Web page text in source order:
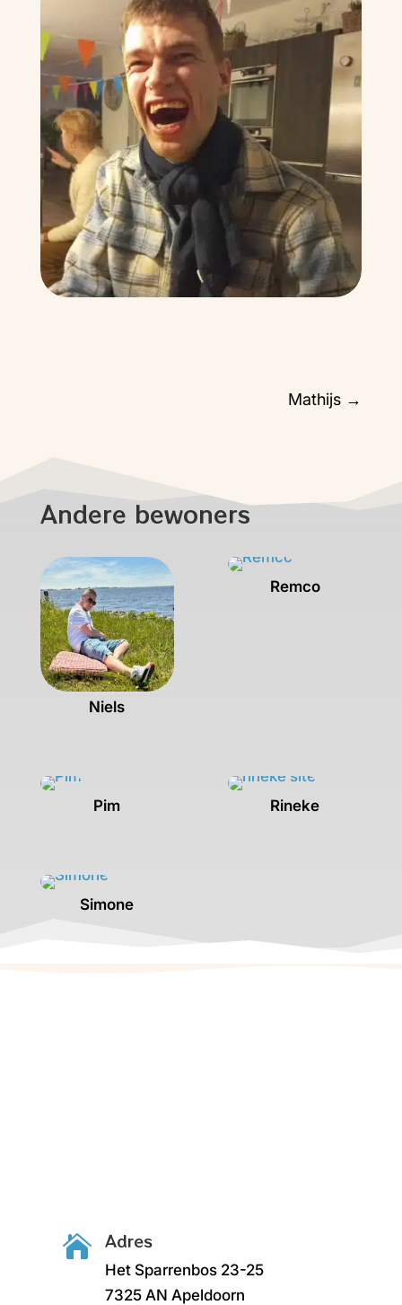
Mathijs →
Andere bewoners
Niels
Remco
Pim Rineke
Simone
 Adres
Het Sparrenbos 23-25
7325 AN Apeldoorn